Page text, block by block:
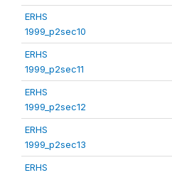
ERHS
1999_p2sec10
ERHS
1999_p2sec11
ERHS
1999_p2sec12
ERHS
1999_p2sec13
ERHS